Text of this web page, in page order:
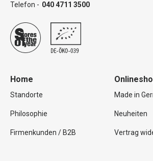
Telefon - 040 4711 3500
Home
Standorte
Philosophie
Firmenkunden / B2B
Made in
Neuheiten
Vertrag